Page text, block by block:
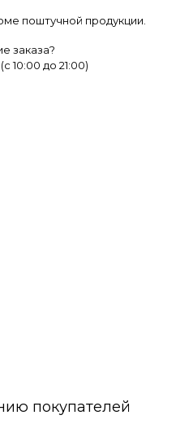
поштучной продукции.
заказа?
10:00 до 21:00)
покупателей